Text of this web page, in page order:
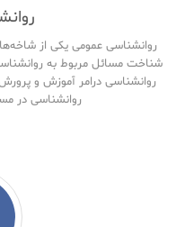
روانشناسی عمومی یکی از
شناخت مسائل مربوط به
روانشناسی درامر آموزش و
روانشناسی در